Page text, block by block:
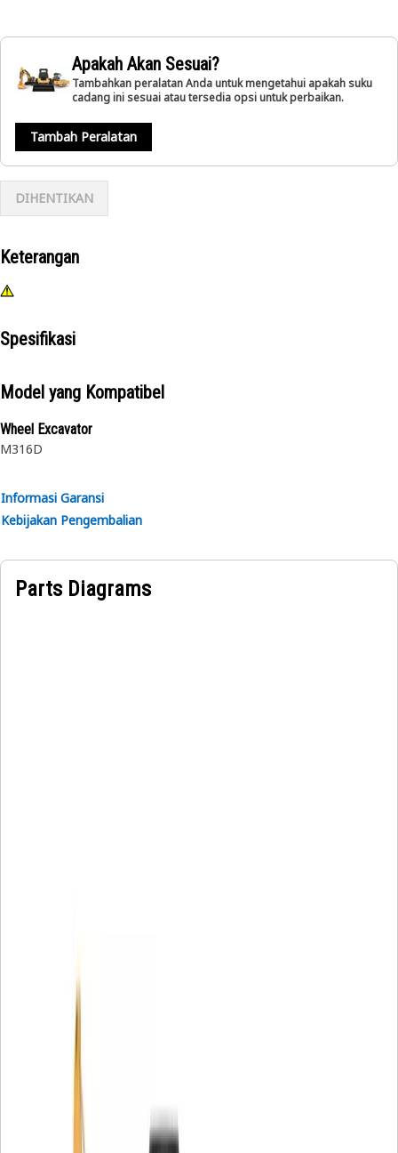
Apakah Akan Sesuai?
Tambahkan peralatan Anda untuk mengetahui apakah suku
cadang ini sesuai atau tersedia opsi untuk perbaikan.
Tambah Peralatan
DIHENTIKAN
Keterangan
Spesifikasi
Model yang Kompatibel
Wheel Excavator
M316D
Informasi Garansi
Kebijakan Pengembalian
Parts Diagrams